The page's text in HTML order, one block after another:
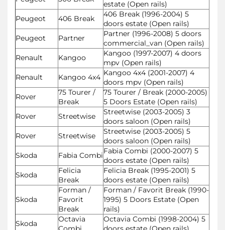
estate (Open rails)
Peugeot
406 Break
406 Break (1996-2004) 5
doors estate (Open rails)
Peugeot
Partner
Partner (1996-2008) 5 doors
commercial_van (Open rails)
Renault
Kangoo
Kangoo (1997-2007) 4 doors
mpv (Open rails)
Renault
Kangoo 4x4 Kangoo 4x4 (2001-2007) 4
doors mpv (Open rails)
Rover
75 Tourer /
Break
75 Tourer / Break (2000-2005)
5 Doors Estate (Open rails)
Rover
Streetwise
Streetwise (2003-2005) 3
doors saloon (Open rails)
Rover
Streetwise
Streetwise (2003-2005) 5
doors saloon (Open rails)
Skoda
Fabia CombiFabia Combi (2000-2007) 5
doors estate (Open rails)
Skoda
Felicia
Break
Felicia Break (1995-2001) 5
doors estate (Open rails)
Skoda
Forman /
Favorit
Break
Forman / Favorit Break (1990-
1995) 5 Doors Estate (Open
rails)
Skoda
Octavia
Octavia Combi (1998-2004) 5